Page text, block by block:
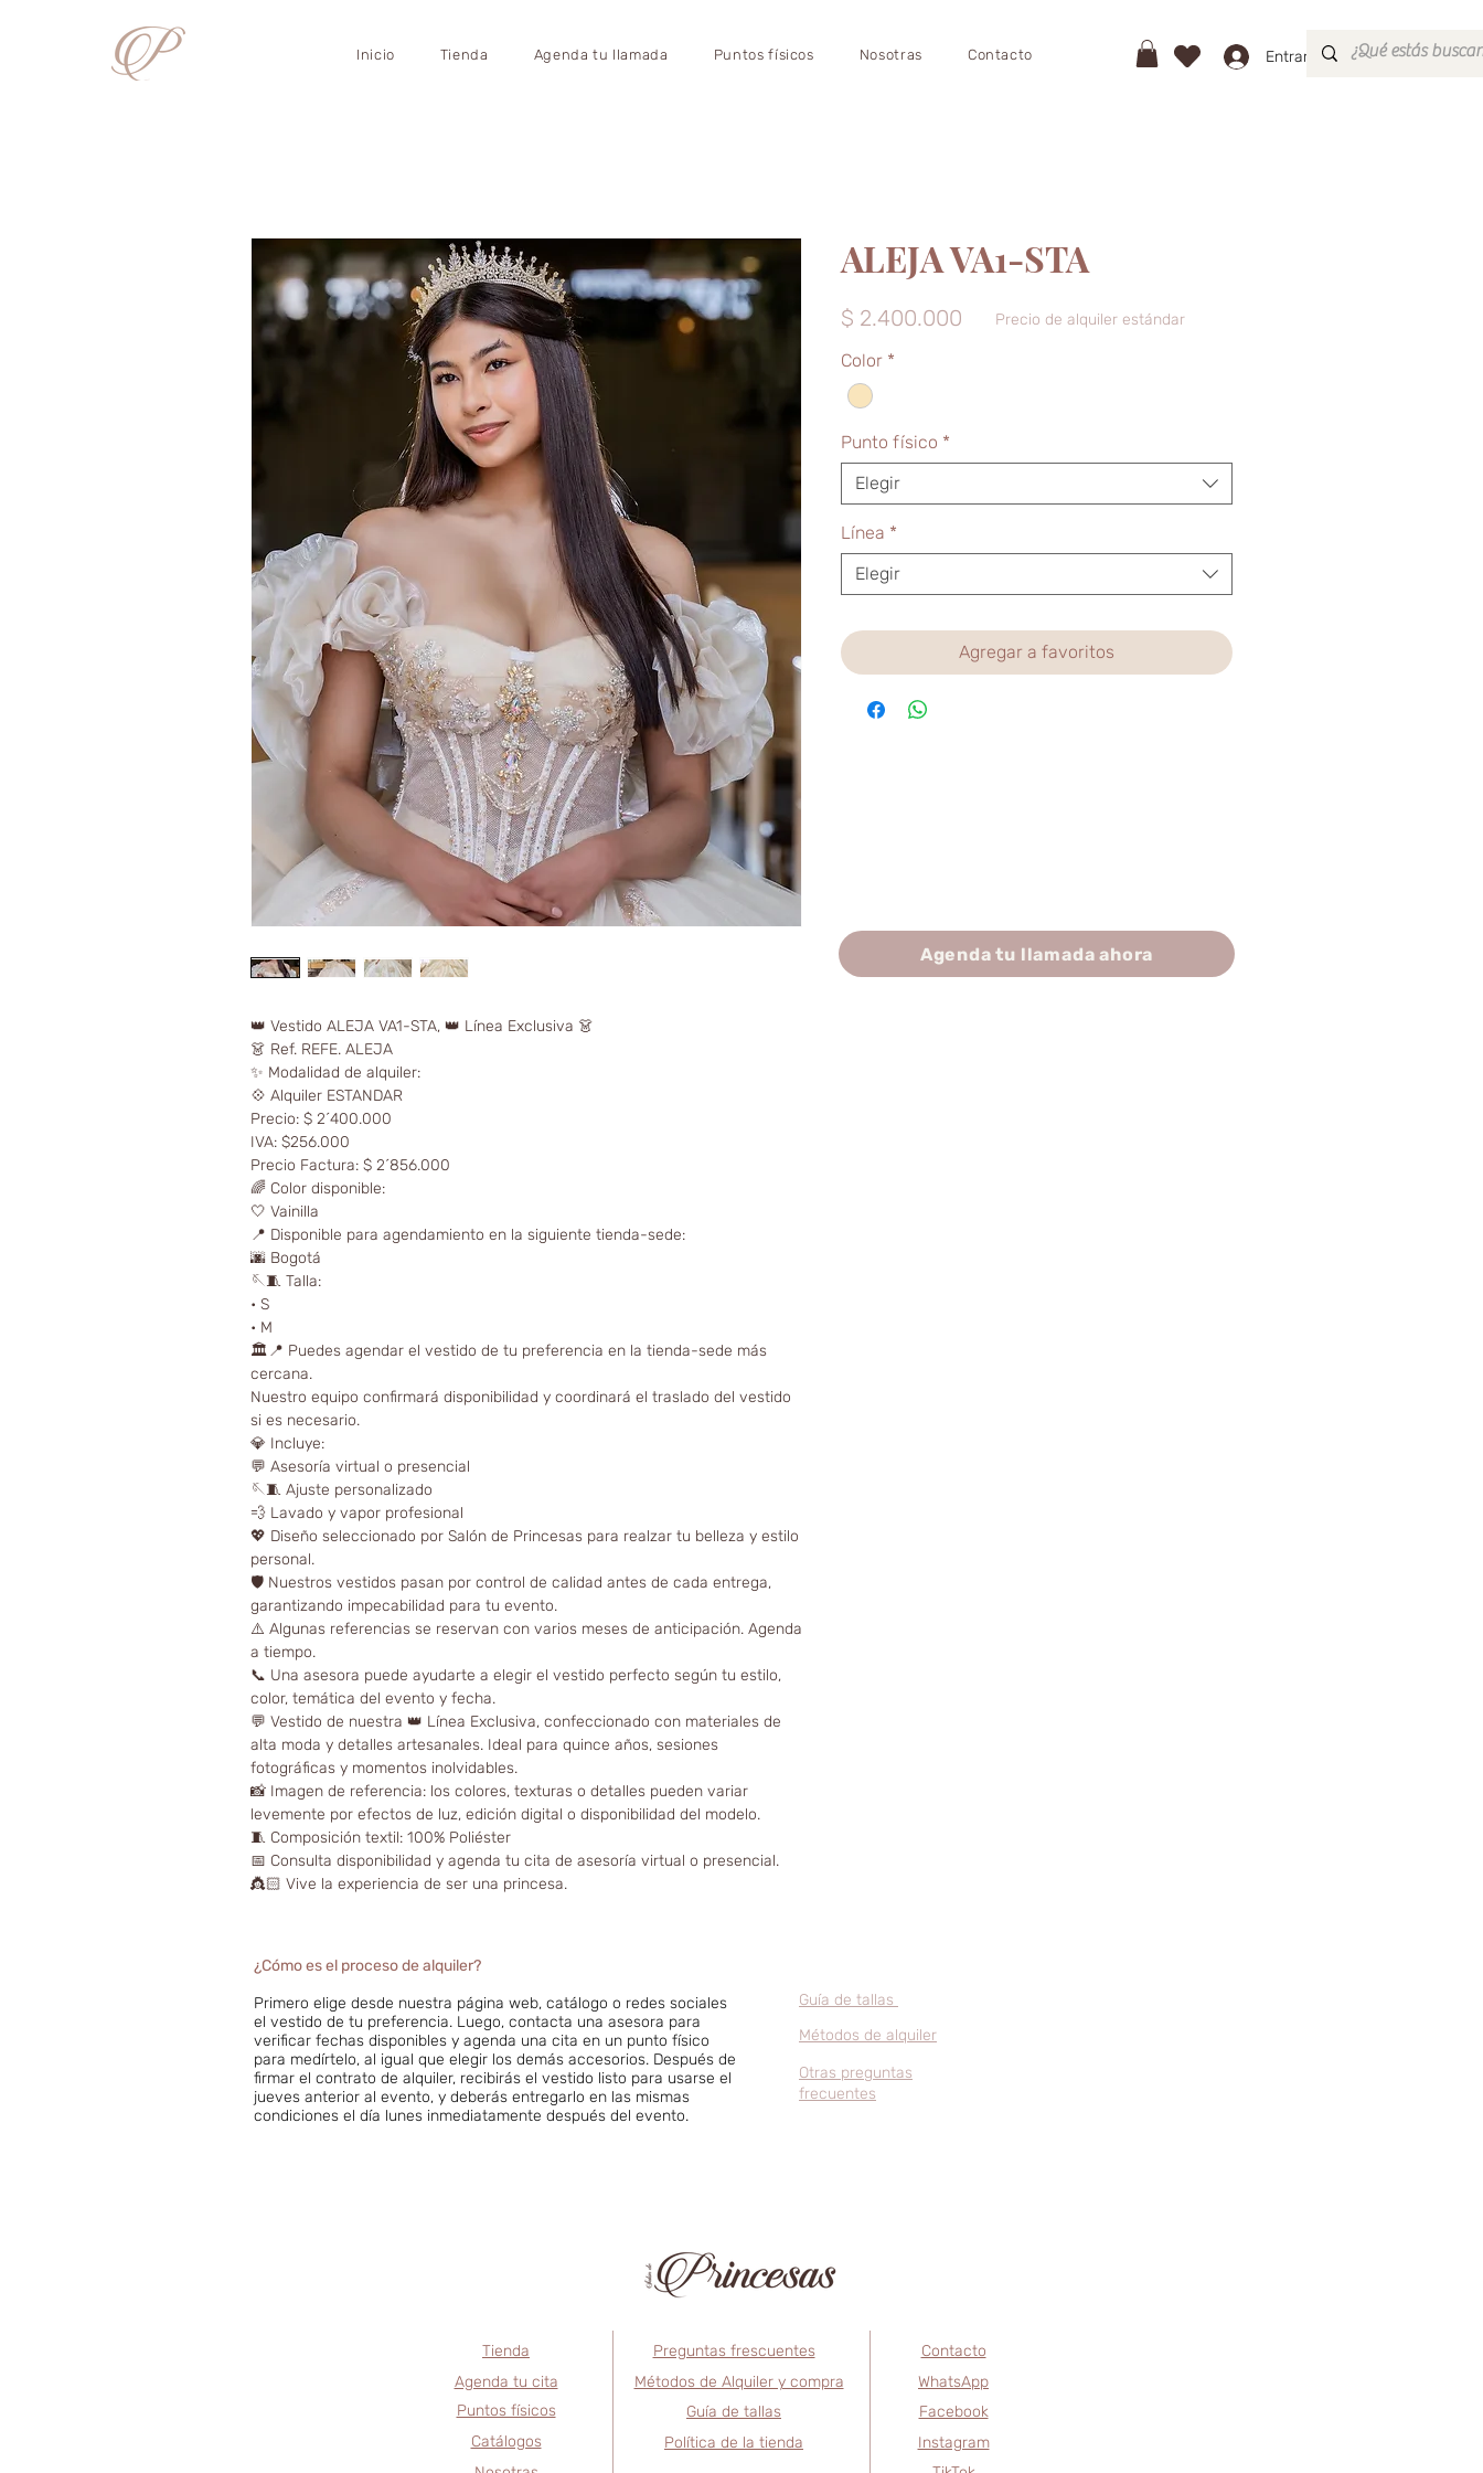
Inicio Tienda Agenda tu llamada Puntos físicos Nosotras Contacto Entrar
👑 Vestido ALEJA VA1-STA, 👑 Línea Exclusiva 👗
👗 Ref. REFE. ALEJA
✨ Modalidad de alquiler:
💠 Alquiler ESTANDAR
Precio: $ 2´400.000
IVA: $256.000
Precio Factura: $ 2´856.000
🌈 Color disponible:
🤍 Vainilla
📍 Disponible para agendamiento en la siguiente tienda-sede:
🌆 Bogotá
🪡🧵 Talla:
• S
• M
🏛📍 Puedes agendar el vestido de tu preferencia en la tienda-sede más
cercana.
Nuestro equipo confirmará disponibilidad y coordinará el traslado del vestido
si es necesario.
💎 Incluye:
💬 Asesoría virtual o presencial
🪡🧵 Ajuste personalizado
💨 Lavado y vapor profesional
💖 Diseño seleccionado por Salón de Princesas para realzar tu belleza y estilo
personal.
🛡️ Nuestros vestidos pasan por control de calidad antes de cada entrega,
garantizando impecabilidad para tu evento.
⚠️ Algunas referencias se reservan con varios meses de anticipación. Agenda
a tiempo.
📞 Una asesora puede ayudarte a elegir el vestido perfecto según tu estilo,
color, temática del evento y fecha.
💬 Vestido de nuestra 👑 Línea Exclusiva, confeccionado con materiales de
alta moda y detalles artesanales. Ideal para quince años, sesiones
fotográficas y momentos inolvidables.
📸 Imagen de referencia: los colores, texturas o detalles pueden variar
levemente por efectos de luz, edición digital o disponibilidad del modelo.
🧵 Composición textil: 100% Poliéster
📅 Consulta disponibilidad y agenda tu cita de asesoría virtual o presencial.
👸🏻 Vive la experiencia de ser una princesa.
ALEJA VA1-STA
$ 2.400.000 Precio
Color *
Punto físico *
Elegir
Línea *
Elegir
Agregar a favoritos
Precio de alquiler estándar
Agenda tu llamada ahora
¿Cómo es el proceso de alquiler?
Primero elige desde nuestra página web, catálogo o redes sociales
el vestido de tu preferencia. Luego, contacta una asesora para
verificar fechas disponibles y agenda una cita en un punto físico
para medírtelo, al igual que elegir los demás accesorios. Después de
firmar el contrato de alquiler, recibirás el vestido listo para usarse el
jueves anterior al evento, y deberás entregarlo en las mismas
condiciones el día lunes inmediatamente después del evento.
Guía de tallas
Métodos de alquiler
Otras preguntas
frecuentes
Tienda Preguntas frescuentes
Contacto
Agenda tu cita
Métodos de Alquiler y compra
WhatsApp
Puntos físicos
Guía de tallas
Facebook
Catálogos
Política de la tienda
Instagram